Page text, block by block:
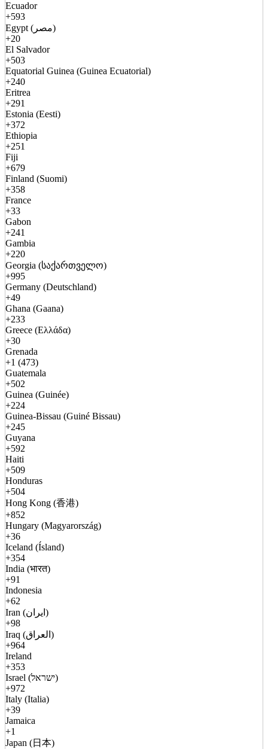
Ecuador
+593
Egypt (مصر)
+20
El Salvador
+503
Equatorial Guinea (Guinea Ecuatorial)
+240
Eritrea
+291
Estonia (Eesti)
+372
Ethiopia
+251
Fiji
+679
Finland (Suomi)
+358
France
+33
Gabon
+241
Gambia
+220
Georgia (საქართველო)
+995
Germany (Deutschland)
+49
Ghana (Gaana)
+233
Greece (Ελλάδα)
+30
Grenada
+1 (473)
Guatemala
+502
Guinea (Guinée)
+224
Guinea-Bissau (Guiné Bissau)
+245
Guyana
+592
Haiti
+509
Honduras
+504
Hong Kong (香港)
+852
Hungary (Magyarország)
+36
Iceland (Ísland)
+354
India (भारत)
+91
Indonesia
+62
Iran (ایران)
+98
Iraq (العراق)
+964
Ireland
+353
Israel (ישראל)
+972
Italy (Italia)
+39
Jamaica
+1
Japan (日本)